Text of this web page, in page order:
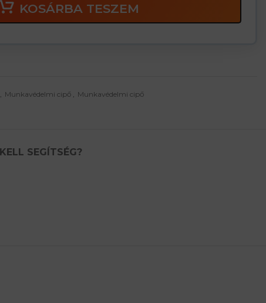
KOSÁRBA TESZEM
, Munkavédelmi cipő , Munkavédelmi cipő
KELL SEGÍTSÉG?